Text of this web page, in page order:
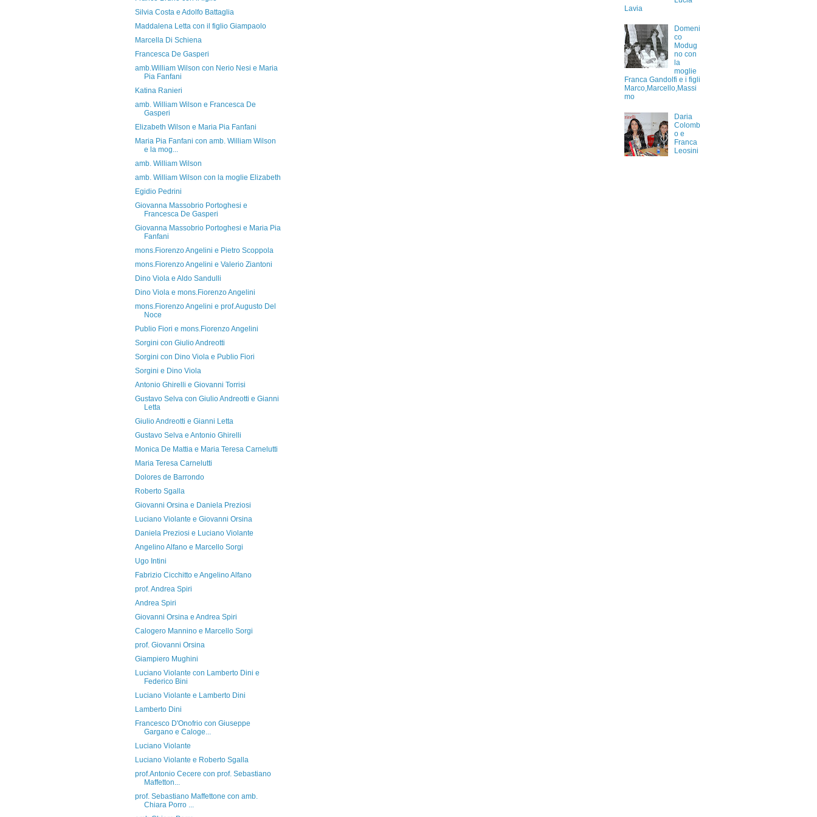
Silvia Costa e Adolfo Battaglia
Maddalena Letta con il figlio Giampaolo
Marcella Di Schiena
Francesca De Gasperi
amb.William Wilson con Nerio Nesi e Maria
Pia Fanfani
Katina Ranieri
amb. William Wilson e Francesca De
Gasperi
Elizabeth Wilson e Maria Pia Fanfani
Maria Pia Fanfani con amb. William Wilson
e la mog...
amb. William Wilson
amb. William Wilson con la moglie Elizabeth
Egidio Pedrini
Giovanna Massobrio Portoghesi e
Francesca De Gasperi
Giovanna Massobrio Portoghesi e Maria Pia
Fanfani
mons.Fiorenzo Angelini e Pietro Scoppola
mons.Fiorenzo Angelini e Valerio Ziantoni
Dino Viola e Aldo Sandulli
Dino Viola e mons.Fiorenzo Angelini
mons.Fiorenzo Angelini e prof.Augusto Del
Noce
Publio Fiori e mons.Fiorenzo Angelini
Sorgini con Giulio Andreotti
Sorgini con Dino Viola e Publio Fiori
Sorgini e Dino Viola
Antonio Ghirelli e Giovanni Torrisi
Gustavo Selva con Giulio Andreotti e Gianni
Letta
Giulio Andreotti e Gianni Letta
Gustavo Selva e Antonio Ghirelli
Monica De Mattia e Maria Teresa Carnelutti
Maria Teresa Carnelutti
Dolores de Barrondo
Roberto Sgalla
Giovanni Orsina e Daniela Preziosi
Luciano Violante e Giovanni Orsina
Daniela Preziosi e Luciano Violante
Angelino Alfano e Marcello Sorgi
Ugo Intini
Fabrizio Cicchitto e Angelino Alfano
prof. Andrea Spiri
Andrea Spiri
Giovanni Orsina e Andrea Spiri
Calogero Mannino e Marcello Sorgi
prof. Giovanni Orsina
Giampiero Mughini
Luciano Violante con Lamberto Dini e
Federico Bini
Luciano Violante e Lamberto Dini
Lamberto Dini
Francesco D'Onofrio con Giuseppe
Gargano e Caloge...
Luciano Violante
Luciano Violante e Roberto Sgalla
prof.Antonio Cecere con prof. Sebastiano
Maffetton...
prof. Sebastiano Maffettone con amb.
Chiara Porro ...
Lavia
Domeni
co
Modug
no con
la
moglie
Franca Gandolfi e i figli
Marco,Marcello,Massi
mo
Daria
Colomb
o e
Franca
Leosini